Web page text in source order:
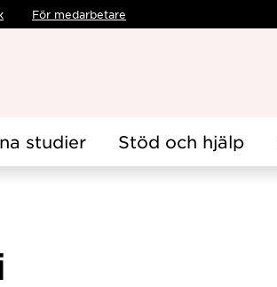
För medarbetare
studier Stöd och hjälp